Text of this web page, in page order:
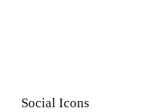
Social Icons